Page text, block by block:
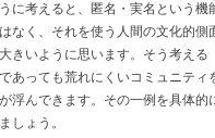
に考えると、匿名・実名という機
なく、それを使う人間の文化的側
きいように思います。そう考える
あっても荒れにくいコミュニティ
浮んできます。その一例を具体的
しょう。